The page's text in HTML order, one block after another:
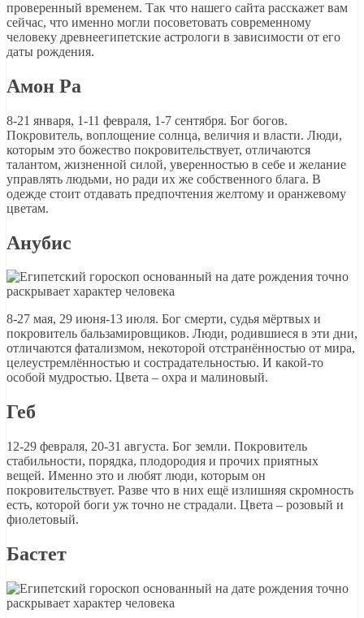
проверенный временем. Так что нашего сайта расскажет вам
сейчас, что именно могли посоветовать современному
человеку древнеегипетские астрологи в зависимости от его
даты рождения.
Амон Ра
8-21 января, 1-11 февраля, 1-7 сентября. Бог богов.
Покровитель, воплощение солнца, величия и власти. Люди,
которым это божество покровительствует, отличаются
талантом, жизненной силой, уверенностью в себе и желание
управлять людьми, но ради их же собственного блага. В
одежде стоит отдавать предпочтения желтому и оранжевому
цветам.
Анубис
8-27 мая, 29 июня-13 июля. Бог смерти, судья мёртвых и
покровитель бальзамировщиков. Люди, родившиеся в эти дни,
отличаются фатализмом, некоторой отстранённостью от мира,
целеустремлённостью и сострадательностью. И какой-то
особой мудростью. Цвета – охра и малиновый.
Геб
12-29 февраля, 20-31 августа. Бог земли. Покровитель
стабильности, порядка, плодородия и прочих приятных
вещей. Именно это и любят люди, которым он
покровительствует. Разве что в них ещё излишняя скромность
есть, которой боги уж точно не страдали. Цвета – розовый и
фиолетовый.
Бастет